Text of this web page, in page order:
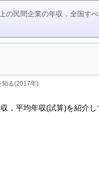
の民間企業の年収，全国す
知る(2017年)
，平均年収(試算)を紹介し